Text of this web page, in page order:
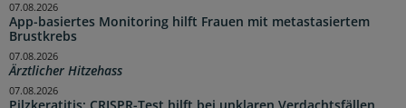
App-basiertes Monitoring hilft Frauen mit metastasiertem
Brustkrebs
07.08.2026
Ärztlicher Hitzehass
07.08.2026
07.08.2026